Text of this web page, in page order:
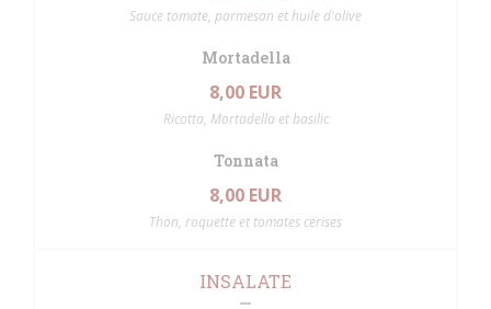
Sauce tomate, parmesan et huile d'olive
Mortadella
8,00 EUR
Ricotta, Mortadella et basilic
Tonnata
8,00 EUR
Thon, roquette et tomates cerises
INSALATE